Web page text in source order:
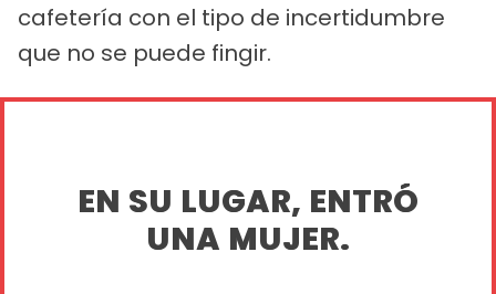
cafetería con el tipo de incertidumbre
que no se puede fingir.
EN SU LUGAR, ENTRÓ
UNA MUJER.